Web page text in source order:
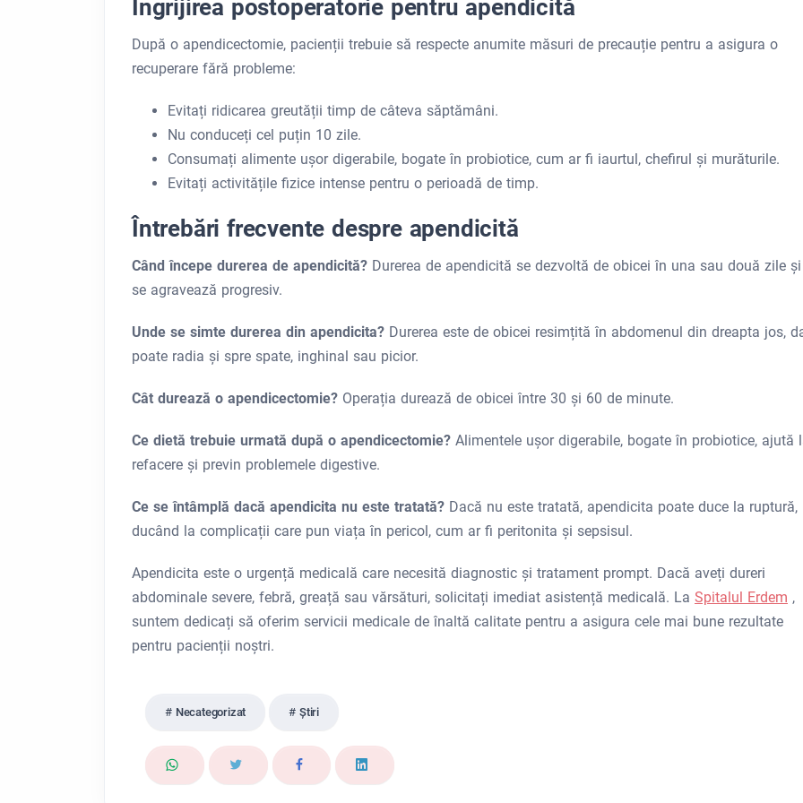
Îngrijirea postoperatorie pentru apendicită
După o apendicectomie, pacienții trebuie să respecte anumite măsuri de precauție pentru a asigura o
recuperare fără probleme:
Evitați ridicarea greutății timp de câteva săptămâni.
Nu conduceți cel puțin 10 zile.
Consumați alimente ușor digerabile, bogate în probiotice, cum ar fi iaurtul, chefirul și murăturile.
Evitați activitățile fizice intense pentru o perioadă de timp.
Întrebări frecvente despre apendicită
Când începe durerea de apendicită? Durerea de apendicită se dezvoltă de obicei în una sau două zile și
se agravează progresiv.
Unde se simte durerea din apendicita? Durerea este de obicei resimțită în abdomenul din dreapta jos,
poate radia și spre spate, inghinal sau picior.
Cât durează o apendicectomie? Operația durează de obicei între 30 și 60 de minute.
Ce dietă trebuie urmată după o apendicectomie? Alimentele ușor digerabile, bogate în probiotice, ajută
refacere și previn problemele digestive.
Ce se întâmplă dacă apendicita nu este tratată? Dacă nu este tratată, apendicita poate duce la ruptură,
ducând la complicații care pun viața în pericol, cum ar fi peritonita și sepsisul.
Apendicita este o urgență medicală care necesită diagnostic și tratament prompt. Dacă aveți dureri
abdominale severe, febră, greață sau vărsături, solicitați imediat asistență medicală. La Spitalul Erdem ,
suntem dedicați să oferim servicii medicale de înaltă calitate pentru a asigura cele mai bune rezultate
pentru pacienții noștri.
Necategorizat Ştiri